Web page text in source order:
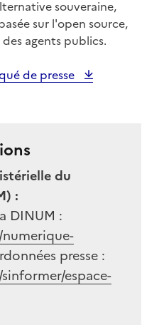
souveraine,
sur l'open source,
des agents publics.
de presse
du
:
DINUM :
fenêtre)
presse :
fenêtre)espace-